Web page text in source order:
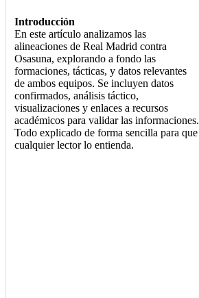
Introducción
En este artículo analizamos las
alineaciones de Real Madrid contra
Osasuna, explorando a fondo las
formaciones, tácticas, y datos relevantes
de ambos equipos. Se incluyen datos
confirmados, análisis táctico,
visualizaciones y enlaces a recursos
académicos para validar las informaciones.
Todo explicado de forma sencilla para que
cualquier lector lo entienda.